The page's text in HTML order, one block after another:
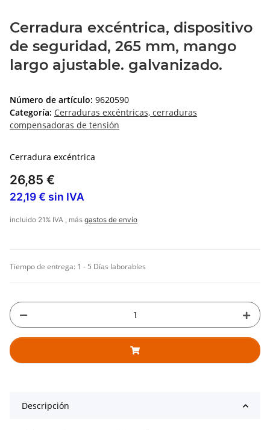
Cerradura excéntrica, dispositivo
de seguridad, 265 mm, mango
largo ajustable. galvanizado.
Número de artículo: 9620590
Categoría: Cerraduras excéntricas, cerraduras
compensadoras de tensión
Cerradura excéntrica
26,85 €
22,19 € sin IVA
incluido 21% IVA , más gastos de envío
Tiempo de entrega: 1 - 5 Días laborables
Descripción